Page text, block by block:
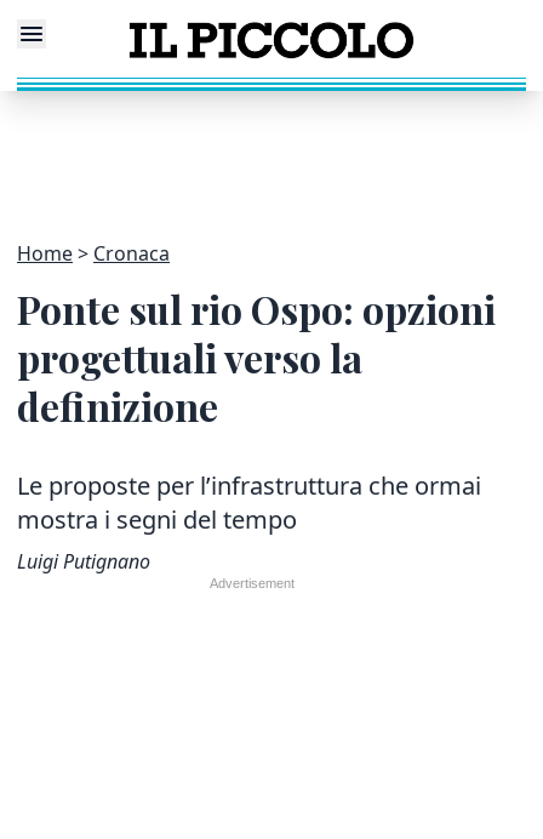
Home Cronaca
Ponte sul rio Ospo: opzioni
progettuali verso la
definizione
Le proposte per l’infrastruttura che ormai
mostra i segni del tempo
Luigi Putignano